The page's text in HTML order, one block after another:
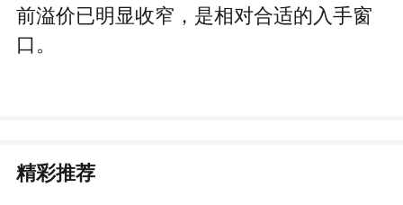
前溢价已明显收窄，是相对合适的入手窗
口。
精彩推荐